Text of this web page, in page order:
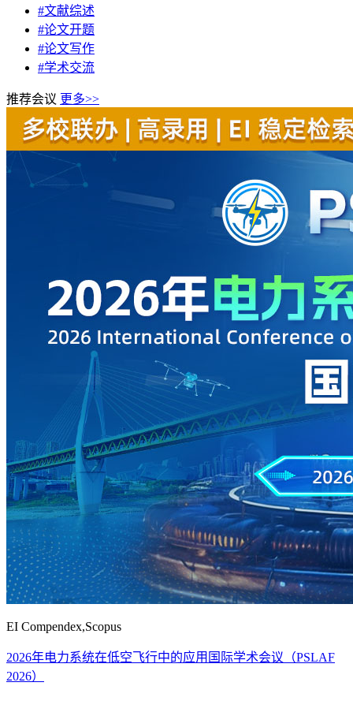
#文献综述
#论文开题
#论文写作
#学术交流
推荐会议 更多>>
EI Compendex,Scopus
2026年电力系统在低空飞行中的应用国际学术会议（PSLAF
2026）